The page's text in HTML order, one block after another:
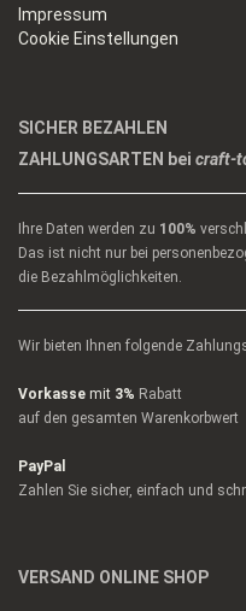
Impressum
Cookie Einstellungen
SICHER BEZAHLEN
ZAHLUNGSARTEN bei craft-
Ihre Daten werden zu 100%
Das ist nicht nur bei
die Bezahlmöglichkeiten.
Wir bieten Ihnen folgende
Vorkasse mit 3% Rabatt
auf den gesamten Warenkorbwert
PayPal
Zahlen Sie sicher, einfach und
VERSAND ONLINE SHOP